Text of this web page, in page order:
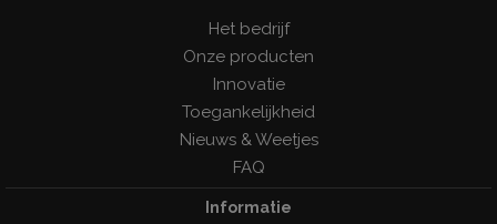
Het bedrijf
Onze producten
Innovatie
Toegankelijkheid
Nieuws & Weetjes
FAQ
Informatie